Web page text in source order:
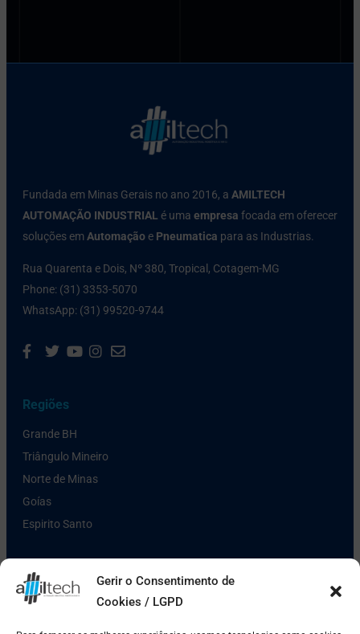
Gerir o Consentimento de
Cookies / LGPD
Fundada em Minas Gerais no ano 2016, a AMILTECH
AUTOMAÇÃO INDUSTRIAL é uma empresa focada em oferecer
soluções em Automação e Pneumatica para as Industrias.
Rua Quarenta e Dois, Nº 380, Tropical, Cotagem-MG
Phone: (31) 3353-5070
WhatsApp: (31) 99520-9744
Regiões
Grande BH
Triângulo Mineiro
Norte de Minas
Goías
Espirito Santo
Links Úteis
Política de Privacidade